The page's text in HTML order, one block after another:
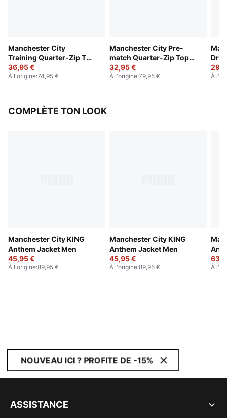
Manchester City
Training Quarter-Zip Top
Men
36,95 €
À l'origine:74,95 €
Manchester City Pre-
match Quarter-Zip Top
Men
32,95 €
À l'origine:79,95 €
Drill
À
COMPLÈTE TON LOOK
Manchester City KING
Anthem Jacket Men
45,95 €
À l'origine:89,95 €
Manchester City KING
Anthem Jacket Men
45,95 €
À l'origine:89,95 € À
NOUVEAU ICI ? PROFITE DE -15%
ASSISTANCE